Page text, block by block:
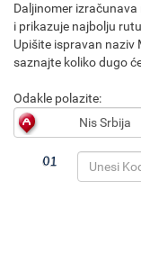
Daljinomer
i prikazuje najbolju
Upišite ispravan naziv
saznajte koliko dugo
Odakle polazite: